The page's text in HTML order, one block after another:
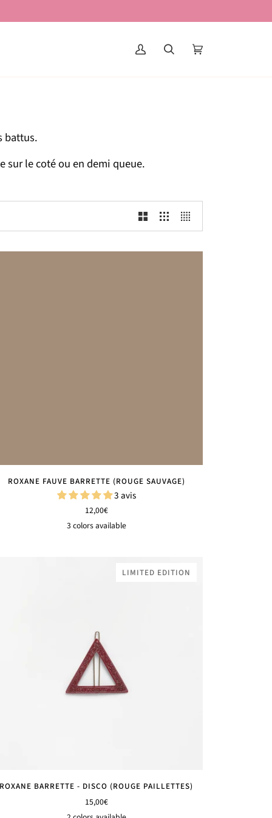
My
Search Basket
battus.
sur le coté ou en demi queue.
ROXANE FAUVE BARRETTE (ROUGE SAUVAGE)
3 avis
12,00€
3 colors available
RougeVert Rose
LIMITED EDITION
ROXANE BARRETTE - DISCO (ROUGE PAILLETTES)
15,00€